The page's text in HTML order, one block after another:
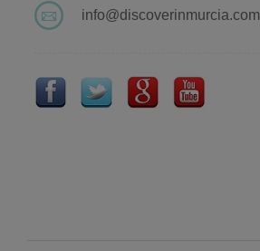
info@discoverinmurcia.com